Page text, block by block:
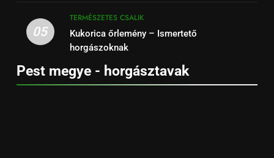
05
TERMÉSZETES CSALIK
Kukorica őrlemény – Ismertető
horgászoknak
Pest megye - horgásztavak